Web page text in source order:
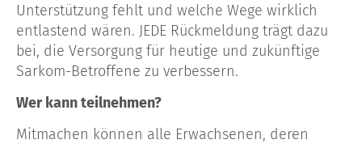
Unterstützung fehlt und welche Wege wirklich
entlastend wären. JEDE Rückmeldung trägt dazu
bei, die Versorgung für heutige und zukünftige
Sarkom-Betroffene zu verbessern.
Wer kann teilnehmen?
Mitmachen können alle Erwachsenen, deren